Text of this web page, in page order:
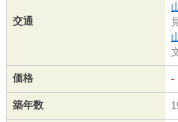
交通
価格 -
築年数